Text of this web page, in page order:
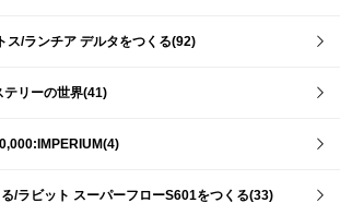
ス/ランチア デルタをつくる(92)
テリーの世界(41)
/ラビット スーパーフローS601をつくる(33)